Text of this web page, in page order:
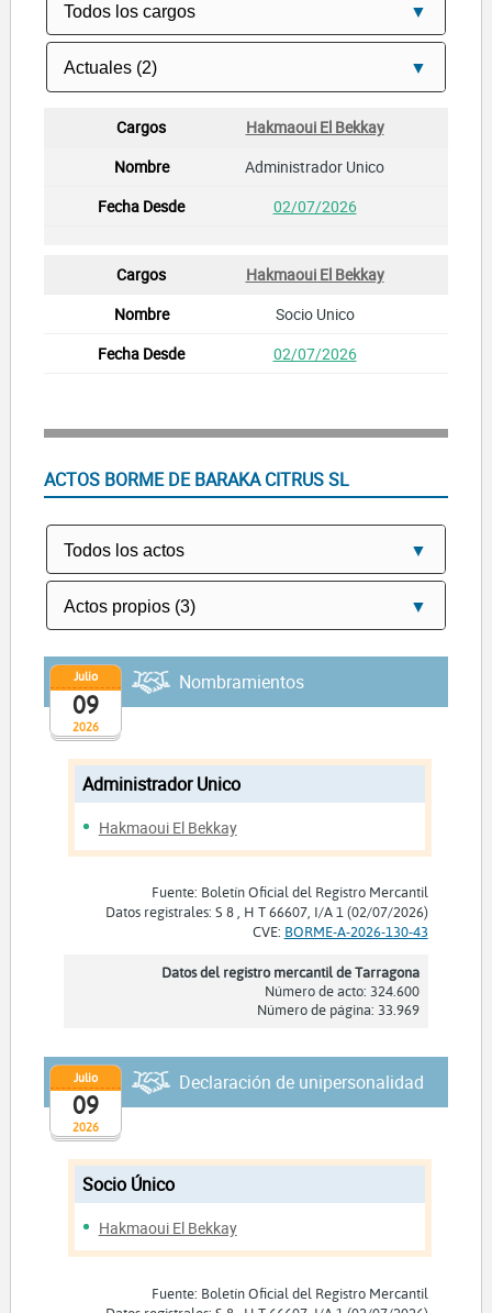
Hakmaoui El Bekkay
Administrador Unico
02/07/2026
Hakmaoui El Bekkay
Socio Unico
02/07/2026
ACTOS BORME DE BARAKA CITRUS SL
2026
Julio
09
Nombramientos
Administrador Unico
Hakmaoui El Bekkay
Fuente: Boletín Oficial del Registro Mercantil
Datos registrales: S 8 , H T 66607, I/A 1 (02/07/2026)
CVE: BORME-A-2026-130-43
Datos del registro mercantil de Tarragona
Número de acto: 324.600
Número de página: 33.969
2026
Julio
09
Declaración de unipersonalidad
Socio Único
Hakmaoui El Bekkay
Fuente: Boletín Oficial del Registro Mercantil